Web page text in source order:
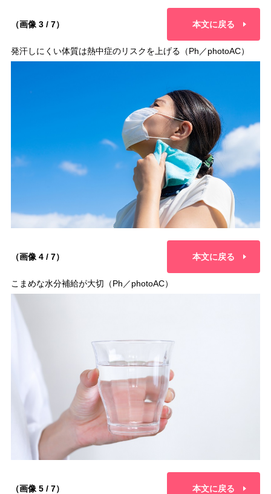
（画像 3 / 7） 本文に戻る
発汗しにくい体質は熱中症のリスクを上げる（Ph／photoAC）
（画像 4 / 7） 本文に戻る
こまめな水分補給が大切（Ph／photoAC）
（画像 5 / 7） 本文に戻る